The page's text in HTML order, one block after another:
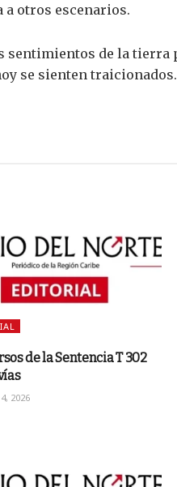
otros escenarios.
sentimientos de la
se sienten traicionados.
de la Sentencia T 302
2026